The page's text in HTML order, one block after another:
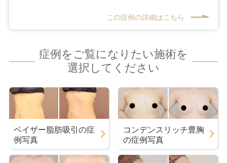
この症例の詳細はこちら
症例をご覧になりたい施術を
選択してください
ベイザー脂肪吸引の症
例写真
コンデンスリッチ豊胸
の症例写真